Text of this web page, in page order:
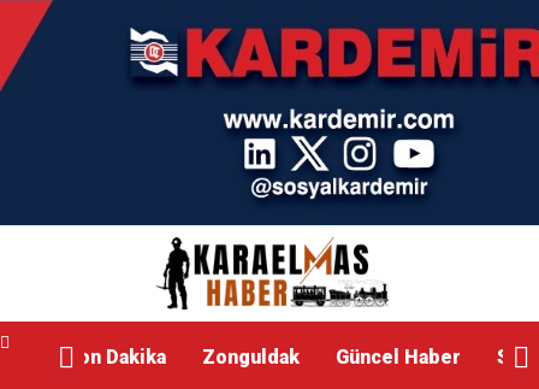
Son Dakika Zonguldak Güncel Haber